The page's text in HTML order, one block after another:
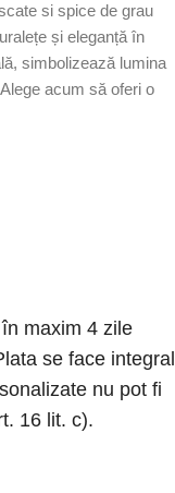
si spice de grau
și eleganță în
simbolizează lumina
acum să oferi o
maxim 4 zile
se face integral
nu pot fi
16 lit. c).